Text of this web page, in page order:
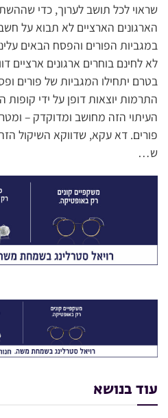
שראוי לכל תושב לערוך, כדי
הארגונים הארציים לא תבוא על
במגביות הפורים והפסח הבאים
לא לחינם בוחרים ארגונים ארציים
בטרם יתחילו המגביות של פורים
התרמות יוצאות דופן על ידי
העיתוי הזה מחושב ומדוקדק –
פורים. דא עקא, שדווקא השיקול
ש…
עוד בנושא